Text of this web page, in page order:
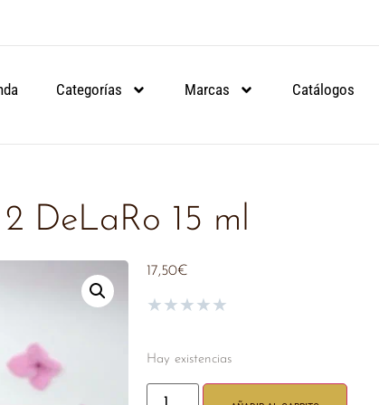
DE 90€.
DE 90€.
DE 90€.
Categorías Marcas Catálogos
DeLaRo 15 ml
17,50€
★★★★★
Hay existencias